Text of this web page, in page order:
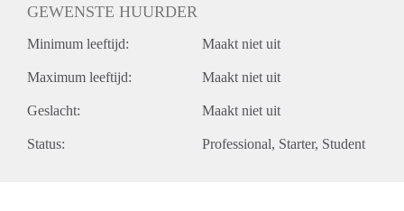
GEWENSTE HUURDER
Minimum leeftijd: Maakt niet uit
Maximum leeftijd: Maakt niet uit
Geslacht: Maakt niet uit
Status: Professional Starter Student